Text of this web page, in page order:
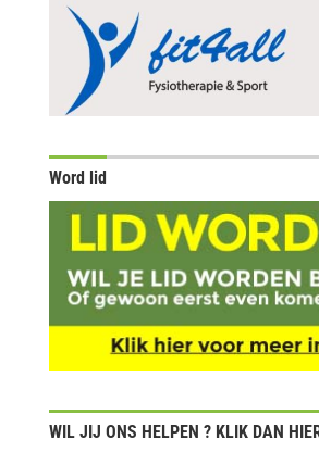
Word lid
WIL JIJ ONS HELPEN ? KLIK DAN